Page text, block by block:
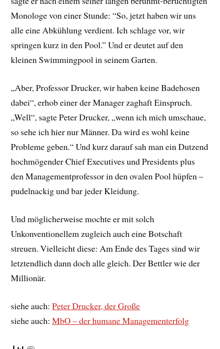
Monologe von einer Stunde: “So, jetzt haben wir uns
alle eine Abkühlung verdient. Ich schlage vor, wir
springen kurz in den Pool.” Und er deutet auf den
kleinen Swimmingpool in seinem Garten.
„Aber, Professor Drucker, wir haben keine Badehosen
dabei“, erhob einer der Manager zaghaft Einspruch.
„Well“, sagte Peter Drucker, „wenn ich mich umschaue,
so sehe ich hier nur Männer. Da wird es wohl keine
Probleme geben.“ Und kurz darauf sah man ein Dutzend
hochmögender Chief Executives und Presidents plus
den Managementprofessor in den ovalen Pool hüpfen –
pudelnackig und bar jeder Kleidung.
Und möglicherweise mochte er mit solch
Unkonventionellem zugleich auch eine Botschaft
streuen. Vielleicht diese: Am Ende des Tages sind wir
letztendlich dann doch alle gleich. Der Bettler wie der
Millionär.
siehe auch:Peter Drucker, der Große
siehe auch:MbO – der humane Managementerfolg